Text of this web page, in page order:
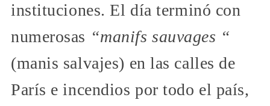
instituciones. El día terminó con
numerosas “manifs sauvages “
(manis salvajes) en las calles de
París e incendios por todo el país,